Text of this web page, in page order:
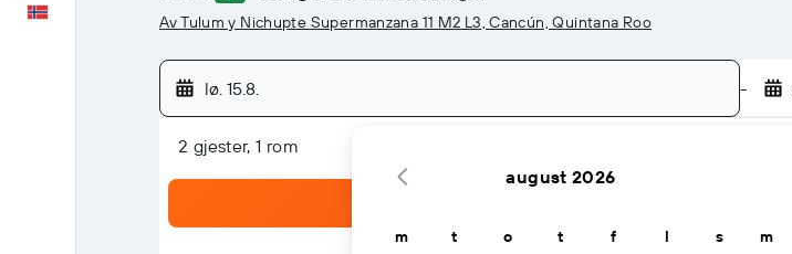
Av Tulum y Nichupte Supermanzana 11 M2 L3, Cancún, Quintana Roo
lø. 15.8. -
2 gjester, 1 rom
august 2026
m t o t f l s m